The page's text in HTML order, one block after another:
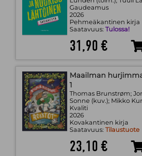
Gaudeamus
2026
Pehmeäkantinen kirja
Saatavuus: Tulossa!
31,90 €
Maailman
1
Thomas Brunstrøm;
Sonne (kuv.); Mikko
Kvaliti
2026
Kovakantinen kirja
Saatavuus: Tilaustuote
23,10 €